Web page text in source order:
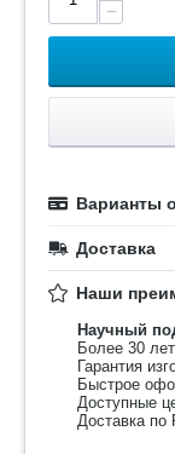
−
Варианты
Доставка
Наши
Научный
Более 30
Гарантия
Быстрое
Доступные
Доставка